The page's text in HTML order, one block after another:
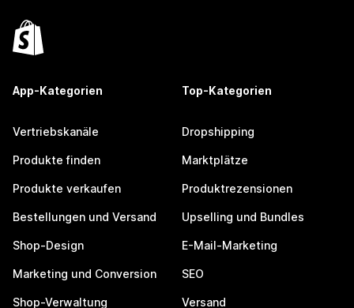
App-Kategorien
Vertriebskanäle
Produkte finden
Produkte verkaufen
Bestellungen und Versand
Shop-Design
Marketing und Conversion
Shop-Verwaltung
Top-Kategorien
Dropshipping
Marktplätze
Produktrezensionen
Upselling und Bundles
E-Mail-Marketing
SEO
Versand